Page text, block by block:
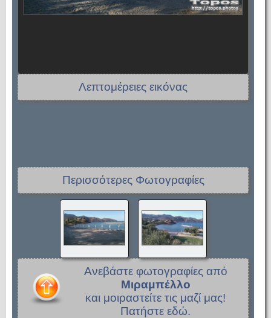
Λεπτομέρειες εικόνας
Περισσότερες Φωτογραφίες
Ανεβάστε φωτογραφίες από
Μιραμπέλλο
και μοιραστείτε τις μαζί μας!
Πατήστε εδώ.